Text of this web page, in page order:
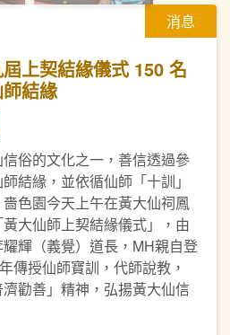
消息
上契結緣儀式 150 名
結緣
信俗的文化之一，善信透過參
結緣，並依循仙師「十訓」
色園今天上午在黃大仙祠鳳
大仙師上契結緣儀式」，由
輝（義覺）道長，MH親自登
傳授仙師寶訓，代師說教，
勸善」精神，弘揚黃大仙信